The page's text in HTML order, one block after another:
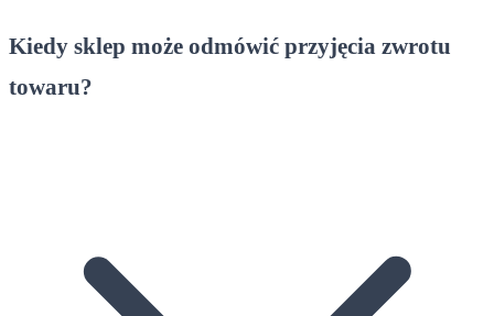
Kiedy sklep może odmówić przyjęcia zwrotu
towaru?